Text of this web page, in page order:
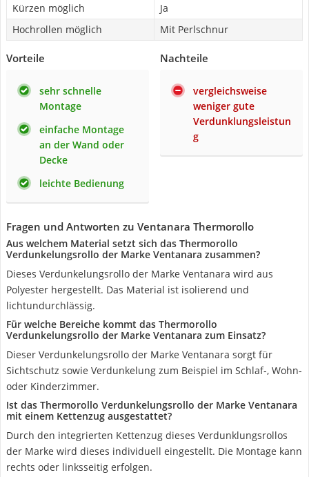
Kürzen möglich
Ja
Hochrollen möglich
Mit Perlschnur
Vorteile
sehr schnelle
Montage
einfache Montage
an der Wand oder
Decke
leichte Bedienung
Nachteile
vergleichsweise
weniger gute
Verdunklungsleistun
g
Fragen und Antworten zu Ventanara Thermorollo
Aus welchem Material setzt sich das Thermorollo
Verdunkelungsrollo der Marke Ventanara zusammen?
Dieses Verdunkelungsrollo der Marke Ventanara wird aus
Polyester hergestellt. Das Material ist isolierend und
lichtundurchlässig.
Für welche Bereiche kommt das Thermorollo
Verdunkelungsrollo der Marke Ventanara zum Einsatz?
Dieser Verdunkelungsrollo der Marke Ventanara sorgt für
Sichtschutz sowie Verdunkelung zum Beispiel im Schlaf-, Wohn-
oder Kinderzimmer.
Ist das Thermorollo Verdunkelungsrollo der Marke Ventanara
mit einem Kettenzug ausgestattet?
Durch den integrierten Kettenzug dieses Verdunklungsrollos
der Marke wird dieses individuell eingestellt. Die Montage kann
rechts oder linksseitig erfolgen.